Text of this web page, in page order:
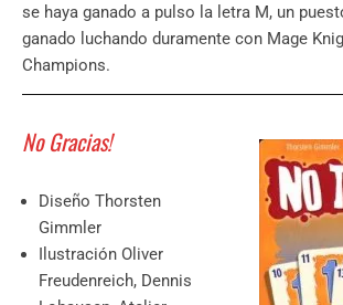
se haya ganado a pulso la letra M, un
ganado luchando duramente con Mage
Champions.
No Gracias!
Diseño Thorsten
Gimmler
Ilustración Oliver
Freudenreich, Dennis